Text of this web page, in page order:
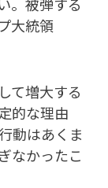
。被弾する
大統領
て増大する
的な理由
動はあくま
なかったこ